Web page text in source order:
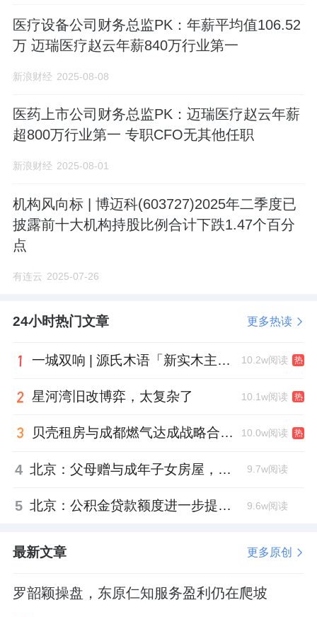
医疗设备公司财务总监PK：年薪平均值106.52
万 迈瑞医疗赵云年薪840万行业第一
新浪财经 2025-08-08
医药上市公司财务总监PK：迈瑞医疗赵云年薪
超800万行业第一 专职CFO无其他任职
新浪财经 2025-08-01
机构风向标 | 博迈科(603727)2025年二季度已
披露前十大机构持股比例合计下跌1.47个百分
点
有连云 2025-07-26
24小时热门文章 更多热读
一城双响 | 源氏木语「新实木主义——黑标生活提案」发布会落地天津，黑标旗舰店盛大启幕 10.2w阅读 热
星河湾旧改博弈，太复杂了 10.1w阅读 热
贝壳租房与成都燃气达成战略合作 打通安全巡检“最后一米” 10.0w阅读 热
4 北京：父母赠与成年子女房屋，不再核验子女的购房资格 9.7w阅读
5 北京：公积金贷款额度进一步提高、最高可贷340万元 9.6w阅读
最新文章 更多原创
罗韶颖操盘，东原仁知服务盈利仍在爬坡